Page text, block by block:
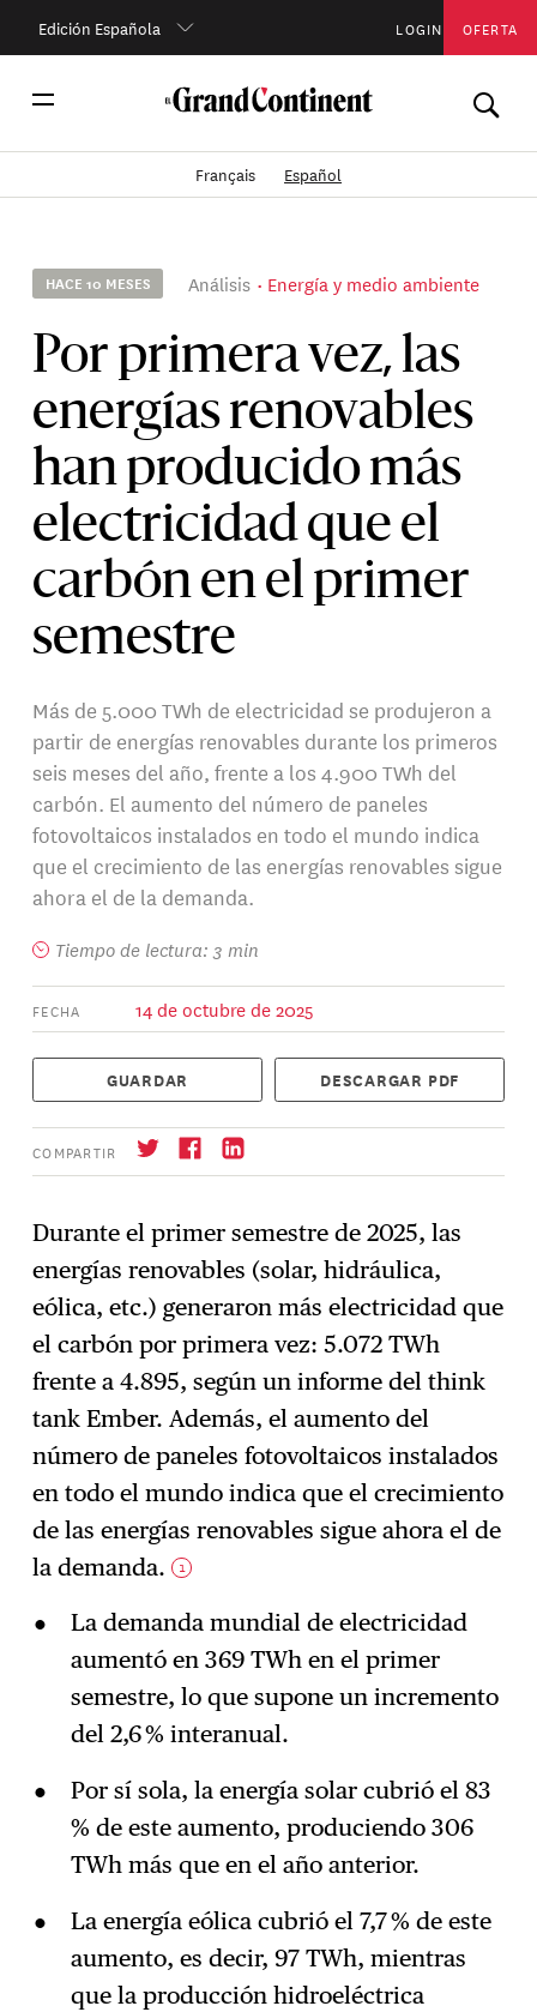
Edición Española LOGIN OFERTA
Français Español
HACE 10 MESES Análisis Energía y medio ambiente
Por primera vez, las
energías renovables
han producido más
electricidad que el
carbón en el primer
semestre
Más de 5.000 TWh de electricidad se produjeron a
partir de energías renovables durante los primeros
seis meses del año, frente a los 4.900 TWh del
carbón. El aumento del número de paneles
fotovoltaicos instalados en todo el mundo indica
que el crecimiento de las energías renovables sigue
ahora el de la demanda.
Tiempo de lectura: 3 min
FECHA 14 de octubre de 2025
GUARDAR DESCARGAR PDF
COMPARTIR
→ Suscríbase
Durante el primer semestre de 2025, las
energías renovables (solar, hidráulica,
eólica, etc.) generaron más electricidad que
el carbón por primera vez: 5.072 TWh
frente a 4.895, según un informe del think
tank Ember. Además, el aumento del
número de paneles fotovoltaicos instalados
en todo el mundo indica que el crecimiento
de las energías renovables sigue ahora el de
la demanda. 1
La demanda mundial de electricidad
aumentó en 369 TWh en el primer
semestre, lo que supone un incremento
del 2,6 % interanual.
Por sí sola, la energía solar cubrió el 83
% de este aumento, produciendo 306
TWh más que en el año anterior.
La energía eólica cubrió el 7,7 % de este
aumento, es decir, 97 TWh, mientras
que la producción hidroeléctrica